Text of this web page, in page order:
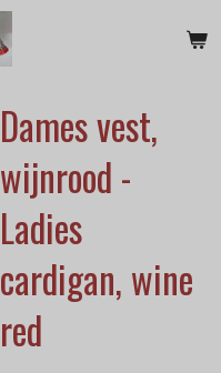
Dames vest,
wijnrood -
Ladies
cardigan, wine
red